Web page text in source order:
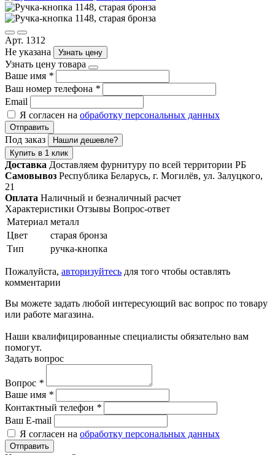
Арт. 1312
Не указана
Узнать цену
Узнать цену товара
Ваше имя *
Ваш номер телефона *
Email
Я согласен на обработку персональных данных
Отправить
Под заказ
Нашли дешевле?
Купить в 1 клик
Доставка Доставляем фурнитуру по всей территории РБ
Самовывоз Республика Беларусь, г. Могилёв, ул. Залуцкого,
21
Оплата Наличный и безналичный расчет
Характеристики Отзывы Вопрос-ответ
Материал металл
Цвет
старая бронза
Тип
ручка-кнопка
Пожалуйста, авторизуйтесь для того чтобы оставлять
комментарии
Вы можете задать любой интересующий вас вопрос по товару
или работе магазина.
Наши квалифицированные специалисты обязательно вам
помогут.
Задать вопрос
Вопрос *
Ваше имя *
Контактный телефон *
Ваш E-mail
Я согласен на обработку персональных данных
Отправить